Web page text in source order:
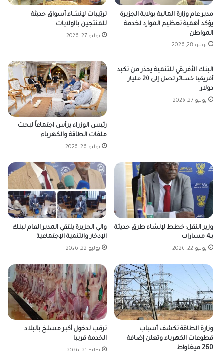
مدير عام وزارة المالية بولاية الجزيرة
يؤكد أهمية تعظيم الموارد لخدمة
المواطن
يوليو 28, 2026
ترتيبات لإنشاء أسواق حديثة
للمنتجين بالولايات
يوليو 27, 2026
البنك الأفريقي للتنمية يحذر من تكبد
أفريقيا خسائر تصل إلى 20 مليار
دولار
يوليو 27, 2026
رئيس الوزراء يرأس اجتماعاً لبحث
ملفات الطاقة والكهرباء
يوليو 26, 2026
وزير النقل: خطط لإنشاء طرق حديثة
بـ4 مسارات
يوليو 22, 2026
والي الجزيرة يلتقي المدير العام لبنك
الإدخار والتنمية الإجتماعية
يوليو 22, 2026
وزارة الطاقة تكشف أسباب
قطوعات الكهرباء وتعلن إضافة
260 ميغاواط
ترقب لدخول أكبر مسلخ بالبلاد
الخدمة قريبا